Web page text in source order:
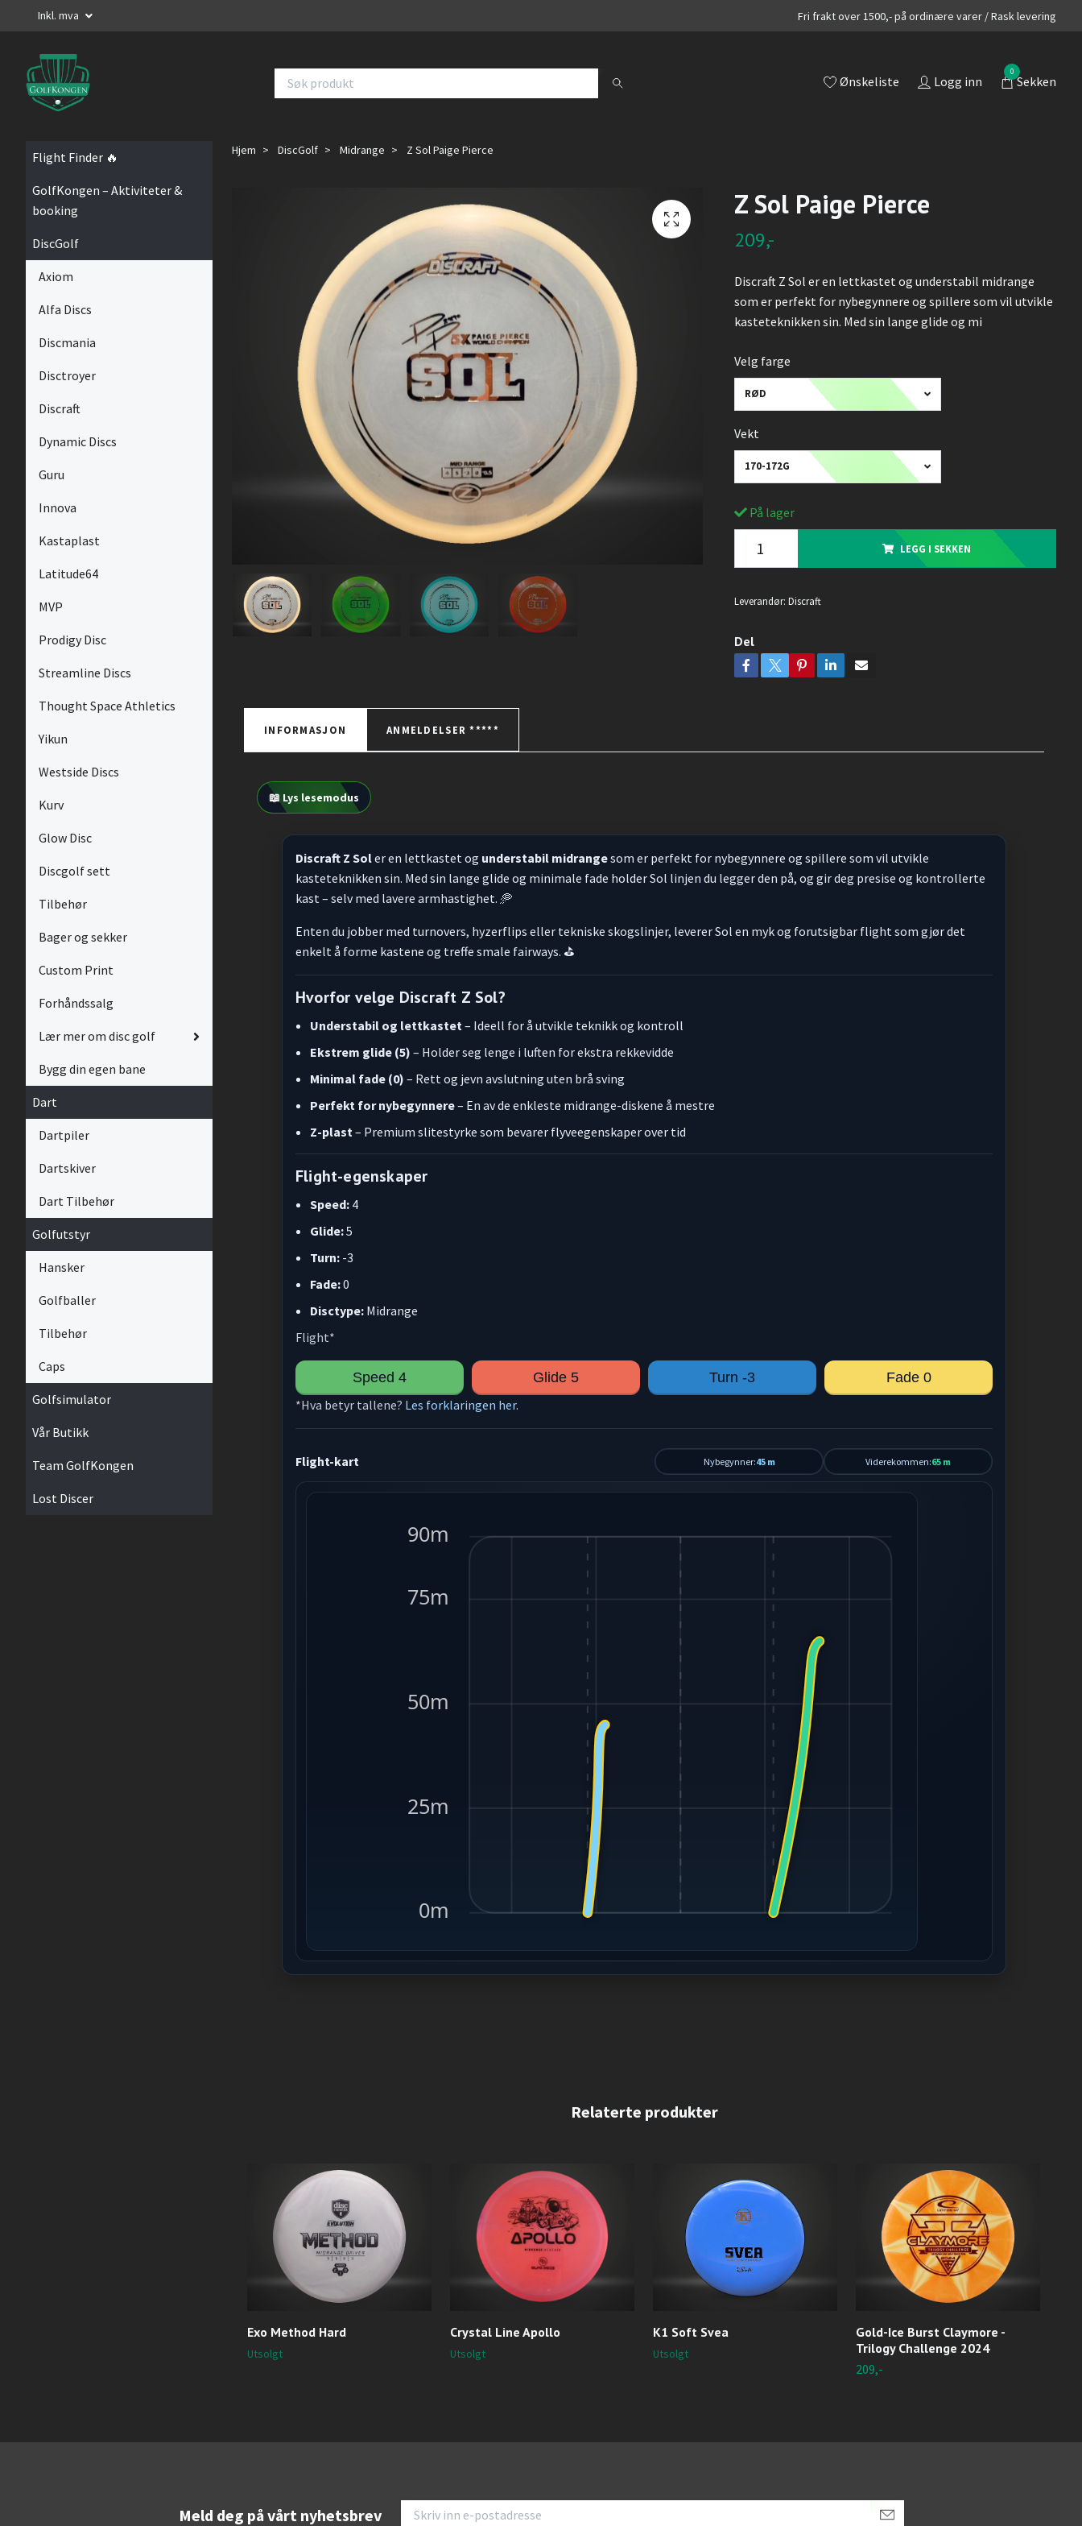
Inkl. mva Fri frakt over 1500,- på ordinære varer / Rask levering
Ønskeliste Logg inn
0
Sekken
Flight Finder 🔥
GolfKongen – Aktiviteter &
booking
DiscGolf
Axiom
Alfa Discs
Discmania
Disctroyer
Discraft
Dynamic Discs
Guru
Innova
Kastaplast
Latitude64
MVP
Prodigy Disc
Streamline Discs
Thought Space Athletics
Yikun
Westside Discs
Kurv
Glow Disc
Discgolf sett
Tilbehør
Bager og sekker
Custom Print
Forhåndssalg
Lær mer om disc golf
Bygg din egen bane
Dart
Dartpiler
Dartskiver
Dart Tilbehør
Golfutstyr
Hansker
Golfballer
Tilbehør
Caps
Golfsimulator
Vår Butikk
Team GolfKongen
Lost Discer
Hjem DiscGolf Midrange Z Sol Paige Pierce
Z Sol Paige Pierce
209,-
Discraft Z Sol er en lettkastet og understabil midrange
som er perfekt for nybegynnere og spillere som vil utvikle
kasteteknikken sin. Med sin lange glide og mi
Velg farge
RØD
Vekt
170-172G
På lager
LEGG I SEKKEN
Leverandør: Discraft
Del
INFORMASJON ANMELDELSER *****
📖 Lys lesemodus
Discraft Z Soler en lettkastet og understabil midrangesom er perfekt for nybegynnere og spillere som vil utvikle
kasteteknikken sin. Med sin lange glide og minimale fade holder Sol linjen du legger den på, og gir deg presise og kontrollerte
kast – selv med lavere armhastighet. 🥏
Enten du jobber med turnovers, hyzerflips eller tekniske skogslinjer, leverer Sol en myk og forutsigbar flight som gjør det
enkelt å forme kastene og treffe smale fairways. ⛳
Hvorfor velge Discraft Z Sol?
Understabil og lettkastet – Ideell for å utvikle teknikk og kontroll
Ekstrem glide (5) – Holder seg lenge i luften for ekstra rekkevidde
Minimal fade (0) – Rett og jevn avslutning uten brå sving
Perfekt for nybegynnere– En av de enkleste midrange-diskene å mestre
Z-plast – Premium slitestyrke som bevarer flyveegenskaper over tid
Flight-egenskaper
Speed: 4
Glide:5
Turn: -3
Fade:0
Disctype: Midrange
Flight*
Speed 4 Glide 5 Turn -3
Fade 0
*Hva betyr tallene? Les forklaringen her.
Flight-kart Nybegynner:45 m Viderekommen:65 m
0m
25m
50m
75m
90m
Exo Method Hard
Utsolgt
Crystal Line Apollo
Utsolgt
K1 Soft Svea
Utsolgt
Gold-Ice Burst Claymore -
Trilogy Challenge 2024
209,-
Meld deg på vårt nyhetsbrev